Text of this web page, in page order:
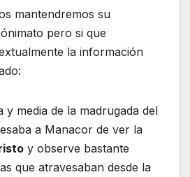
mantendremos su
pero si que
la información
y media de la madrugada del
a Manacor de ver la
y observe bastante
que atravesaban desde la